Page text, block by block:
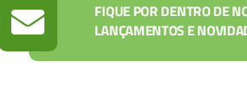
FIQUE POR DENTRO DE
LANÇAMENTOS E